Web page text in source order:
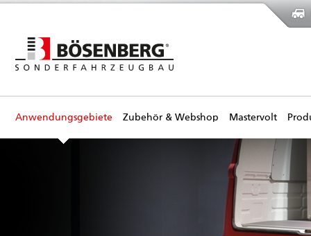
Anwendungsgebiete Zubehör & Webshop Mastervolt